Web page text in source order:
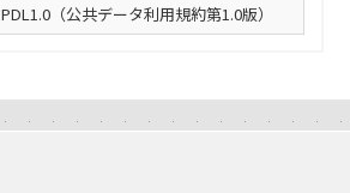
PDL1.0（公共データ利用規約第1.0版）